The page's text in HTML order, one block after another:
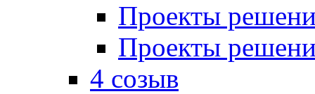
Проекты
Проекты
4 созыв